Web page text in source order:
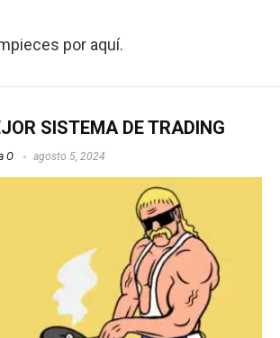
por aquí.
SISTEMA DE TRADING
O agosto 5, 2024